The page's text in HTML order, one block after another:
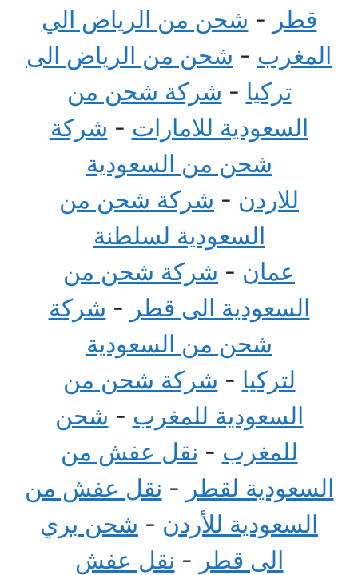
قطر - شحن من الرياض الي
المغرب - شحن من الرياض الى
تركيا - شركة شحن من
السعودية للامارات - شركة
شحن من السعودية
للاردن - شركة شحن من
السعودية لسلطنة
عمان - شركة شحن من
السعودية الى قطر - شركة
شحن من السعودية
لتركيا - شركة شحن من
السعودية للمغرب - شحن
للمغرب - نقل عفش من
السعودية لقطر - نقل عفش من
السعودية للأردن - شحن بري
الى قطر - نقل عفش